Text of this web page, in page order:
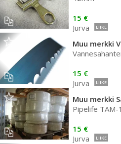
15 €
Jurva
LIIKE
15 €
Jurva
LIIKE
Pipelife
15 €
Jurva
LIIKE